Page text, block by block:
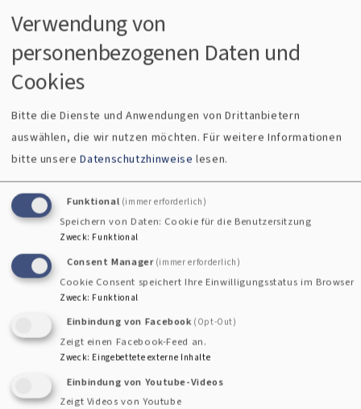
Wissen vertiefen, Kompetenzen erweitern
forum.ehrenamt
Verwendung von
personenbezogenen Daten und
Cookies
Bitte die Dienste und Anwendungen von Drittanbietern
auswählen, die wir nutzen möchten.Für weitere Informationen
bitte unsereDatenschutzhinweise lesen.
Funktional (immer erforderlich)
Speichern von Daten: Cookie für die Benutzersitzung
Zweck: Funktional
Consent Manager (immer erforderlich)
Cookie Consent speichert Ihre Einwilligungsstatus im Browser
Zweck: Funktional
Einbindung von Facebook (Opt-Out)
Zeigt einen Facebook-Feed an.
Zweck: Eingebettete externe Inhalte
Einbindung von Youtube-Videos
Zeigt Videos von Youtube